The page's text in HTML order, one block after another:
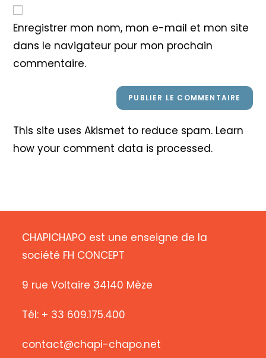
votre
site
(facultatif)
Enregistrer mon nom, mon e-mail et mon site
dans le navigateur pour mon prochain
commentaire.
This site uses Akismet to reduce spam. Learn
how your comment data is processed.
CHAPICHAPO est une enseigne de la
société FH CONCEPT
9 rue Voltaire 34140 Mèze
Tél: + 33 609.175.400
contact@chapi-chapo.net